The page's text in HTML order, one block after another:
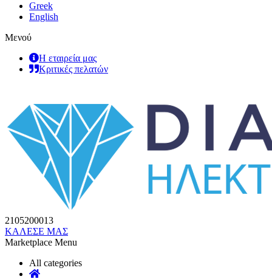
Greek
English
Μενού
Η εταιρεία μας
Κριτικές πελατών
2105200013
ΚΑΛΕΣΕ ΜΑΣ
Marketplace Menu
All categories